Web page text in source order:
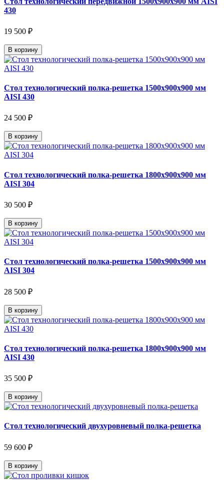
430
19 500 ₽
В корзину
Стол технологический полка-решетка 1500х900х900 мм
AISI 430
24 500 ₽
В корзину
Стол технологический полка-решетка 1800х900х900 мм
AISI 304
30 500 ₽
В корзину
Стол технологический полка-решетка 1500х900х900 мм
AISI 304
28 500 ₽
В корзину
Стол технологический полка-решетка 1800х900х900 мм
AISI 430
35 500 ₽
В корзину
Стол технологический двухуровневый полка-решетка
59 600 ₽
В корзину